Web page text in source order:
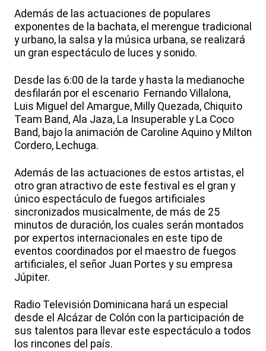
Además de las actuaciones de populares
exponentes de la bachata, el merengue tradicional
y urbano, la salsa y la música urbana, se realizará
un gran espectáculo de luces y sonido.
Desde las 6:00 de la tarde y hasta la medianoche
desfilarán por el escenario Fernando Villalona,
Luis Miguel del Amargue, Milly Quezada, Chiquito
Team Band, Ala Jaza, La Insuperable y La Coco
Band, bajo la animación de Caroline Aquino y Milton
Cordero, Lechuga.
Además de las actuaciones de estos artistas, el
otro gran atractivo de este festival es el gran y
único espectáculo de fuegos artificiales
sincronizados musicalmente, de más de 25
minutos de duración, los cuales serán montados
por expertos internacionales en este tipo de
eventos coordinados por el maestro de fuegos
artificiales, el señor Juan Portes y su empresa
Júpiter.
Radio Televisión Dominicana hará un especial
desde el Alcázar de Colón con la participación de
sus talentos para llevar este espectáculo a todos
los rincones del país.